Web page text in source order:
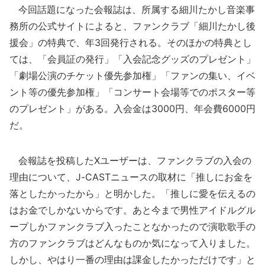
今回話題になった会報誌は、所属する細川たかし音楽事
務所の公式サイトによると、ファンクラブ「細川たかし後
援会」の特典で、年3回発行される。そのほかの特典とし
ては、「会員証の発行」「入会記念グッズのプレゼント」
「劇場公演のチケット優先参加権」「ファンの集い、イベ
ント等の優先参加権」「コンサート会場等でのポスター等
のプレゼント」がある。入会金は3000円、年会費6000円
だ。
会報誌を投稿したXユーザーは、ファンクラブの入会の
理由について、J-CASTニュースの取材に「推しにお金を
落としたかったから」と明かした。「推しに愛を伝えるの
はお金でしかないからです。あと今まで男性アイドルグル
ープしかファンクラブ入ったことなかったので演歌歌手の
方のファンクラブはどんなものか気になって入りました。
しかし、やはり一番の理由は課金したかっただけです」と